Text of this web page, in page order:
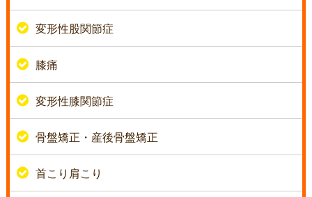
変形性股関節症
膝痛
変形性膝関節症
骨盤矯正・産後骨盤矯正
首こり肩こり